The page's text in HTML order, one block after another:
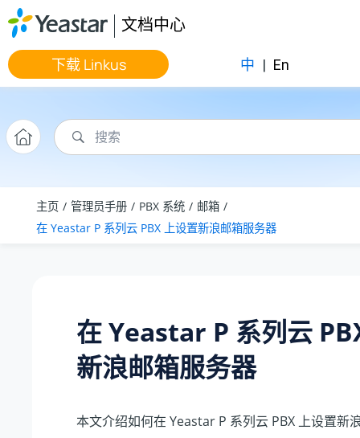
跳转到主要内容
文档中心
下载 Linkus 中 | En
主页 管理员手册 PBX 系统
邮箱
在 Yeastar P 系列云 PBX 上设置新浪邮箱服务器
在Yeastar P 系列云
新浪邮箱服务器
本文介绍如何在 Yeastar P 系列云 PBX上设置新